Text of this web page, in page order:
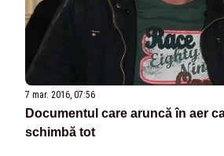
7 mar. 2016, 07:56
Documentul care aruncă în aer
schimbă tot